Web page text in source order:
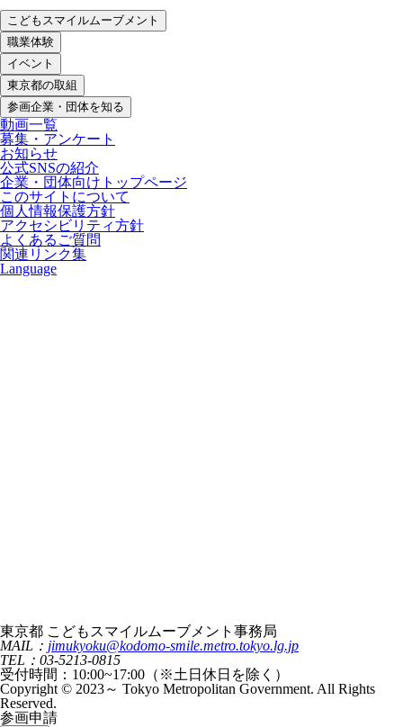
こどもスマイルムーブメント
職業体験
イベント
東京都の取組
参画企業・団体を知る
動画一覧
募集・アンケート
お知らせ
公式SNSの紹介
企業・団体向けトップページ
このサイトについて
個人情報保護方針
アクセシビリティ方針
よくあるご質問
関連リンク集
Language
東京都 こどもスマイルムーブメント事務局
MAIL： jimukyoku@kodomo-smile.metro.tokyo.lg.jp
TEL：03-5213-0815
受付時間：10:00~17:00（※土日休日を除く）
Copyright © 2023～ Tokyo Metropolitan Government. All Rights
Reserved.
参画申請